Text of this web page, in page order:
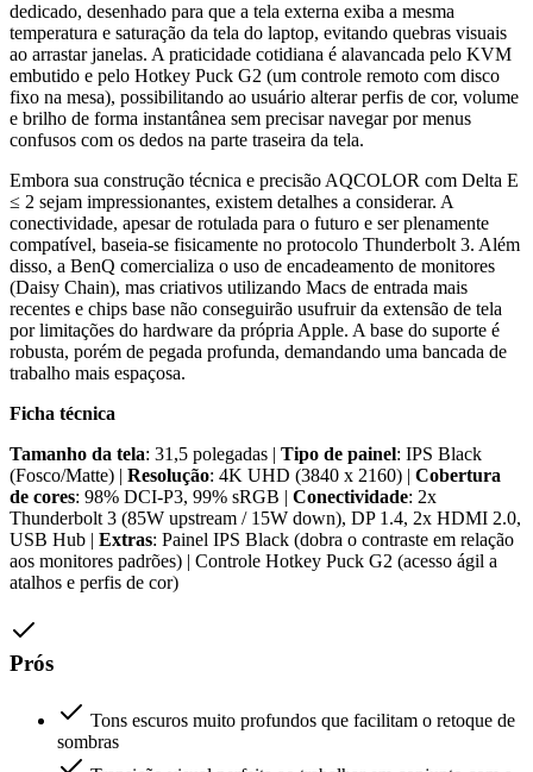
dedicado, desenhado para que a tela externa exiba a mesma
temperatura e saturação da tela do laptop, evitando quebras visuais
ao arrastar janelas. A praticidade cotidiana é alavancada pelo KVM
embutido e pelo Hotkey Puck G2 (um controle remoto com disco
fixo na mesa), possibilitando ao usuário alterar perfis de cor, volume
e brilho de forma instantânea sem precisar navegar por menus
confusos com os dedos na parte traseira da tela.
Embora sua construção técnica e precisão AQCOLOR com Delta E
≤ 2 sejam impressionantes, existem detalhes a considerar. A
conectividade, apesar de rotulada para o futuro e ser plenamente
compatível, baseia-se fisicamente no protocolo Thunderbolt 3. Além
disso, a BenQ comercializa o uso de encadeamento de monitores
(Daisy Chain), mas criativos utilizando Macs de entrada mais
recentes e chips base não conseguirão usufruir da extensão de tela
por limitações do hardware da própria Apple. A base do suporte é
robusta, porém de pegada profunda, demandando uma bancada de
trabalho mais espaçosa.
Ficha técnica
Tamanho da tela: 31,5 polegadas | Tipo de painel: IPS Black
(Fosco/Matte) | Resolução: 4K UHD (3840 x 2160) | Cobertura
de cores: 98% DCI-P3, 99% sRGB | Conectividade: 2x
Thunderbolt 3 (85W upstream / 15W down), DP 1.4, 2x HDMI 2.0,
USB Hub | Extras: Painel IPS Black (dobra o contraste em relação
aos monitores padrões) | Controle Hotkey Puck G2 (acesso ágil a
atalhos e perfis de cor)
Prós
Tons escuros muito profundos que facilitam o retoque de
sombras